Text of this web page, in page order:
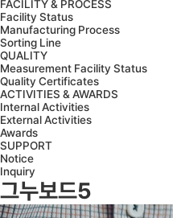
FACILITY & PROCESS
Facility Status
Manufacturing Process
Sorting Line
QUALITY
Measurement Facility Status
Quality Certificates
ACTIVITIES & AWARDS
Internal Activities
External Activities
Awards
SUPPORT
Notice
Inquiry
그누보드5